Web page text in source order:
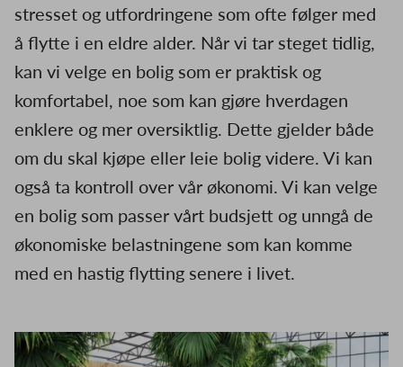
stresset og utfordringene som ofte følger med
å flytte i en eldre alder. Når vi tar steget tidlig,
kan vi velge en bolig som er praktisk og
komfortabel, noe som kan gjøre hverdagen
enklere og mer oversiktlig. Dette gjelder både
om du skal kjøpe eller leie bolig videre. Vi kan
også ta kontroll over vår økonomi. Vi kan velge
en bolig som passer vårt budsjett og unngå de
økonomiske belastningene som kan komme
med en hastig flytting senere i livet.